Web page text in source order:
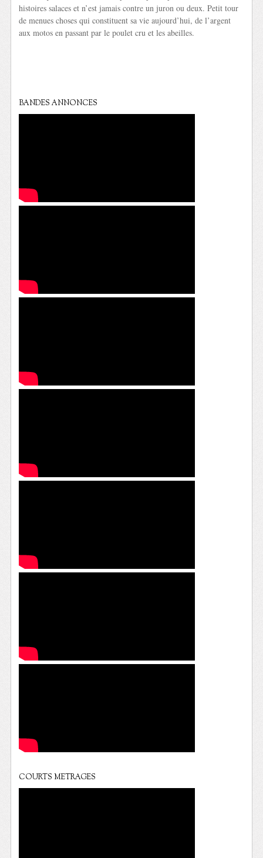
histoires salaces et n’est jamais contre un juron ou deux. Petit tour
de menues choses qui constituent sa vie aujourd’hui, de l’argent
aux motos en passant par le poulet cru et les abeilles.
BANDES ANNONCES
COURTS METRAGES